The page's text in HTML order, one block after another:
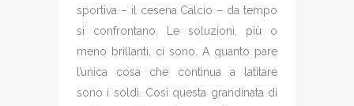
sportiva – il cesena Calcio – da tempo
si confrontano. Le soluzioni, più o
meno brillanti, ci sono. A quanto pare
l’unica cosa che continua a latitare
sono i soldi. Così questa grandinata di